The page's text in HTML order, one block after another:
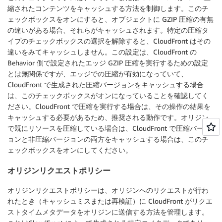
縮されたコンテンツをキャッシュする方法を制御します。このチ
ェックボックスをオンにすると、オブジェクトに GZIP 圧縮の有無
の違いがある場合、それらがキャッシュされます。特定の圧縮タ
イプのチェックボックスの選択を解除すると、CloudFront はその
違いをみてキャッシュしません。この設定は、CloudFront の
Behavior 側で設定されたエッジ GZIP 圧縮を実行するための設定
とは無関係ですが、エッジでの圧縮が有効になっていて、
CloudFront で生成された圧縮バージョンをキャッシュする場合
は、このチェックボックスがオンになっていることを確認してく
ださい。CloudFront で圧縮を実行する場合は、その操作の結果を
キャッシュする必要があるため、推奨される動作です。オリジン
で既にリソースを圧縮している場合は、CloudFront で圧縮バージ
ョンと非圧縮バージョンの両方をキャッシュする場合は、このチ
ェックボックスをオンにしてください。
オリジンリクエストポリシー
オリジンリクエストポリシーは、オリジンへのリクエストが行わ
れたとき（キャッシュミスまたは再検証）に CloudFront がリクエ
ストタイムメタデータをオリジンに送信する方法を管理します。